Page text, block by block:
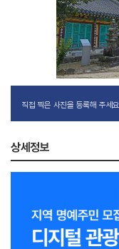
직접 찍은 사진을 등록해 주세요.
상세정보